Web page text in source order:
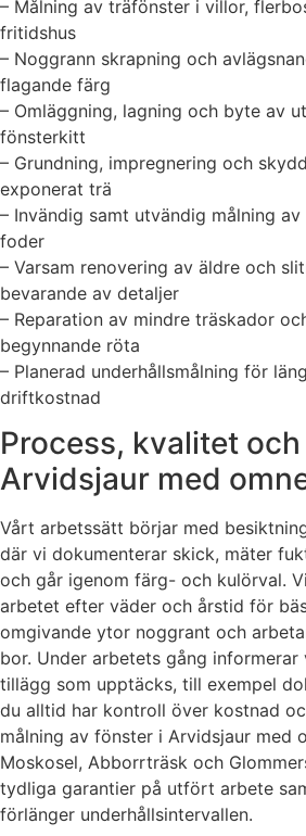
– Målning av träfönster i villor,
fritidshus
– Noggrann skrapning och
flagande färg
– Omläggning, lagning och byte av
fönsterkitt
– Grundning, impregnering och
exponerat trä
– Invändig samt utvändig målning
foder
– Varsam renovering av äldre och
bevarande av detaljer
– Reparation av mindre träskador
begynnande röta
– Planerad underhållsmålning för
driftkostnad
Process, kvalitet
Arvidsjaur med
Vårt arbetssätt börjar med
där vi dokumenterar skick, mäter
och går igenom färg- och kulörval.
arbetet efter väder och årstid för
omgivande ytor noggrant och
bor. Under arbetets gång informerar
tillägg som upptäcks, till exempel
du alltid har kontroll över kostnad
målning av fönster i Arvidsjaur med
Moskosel, Abborrträsk och
tydliga garantier på utfört arbete
förlänger underhållsintervallen.